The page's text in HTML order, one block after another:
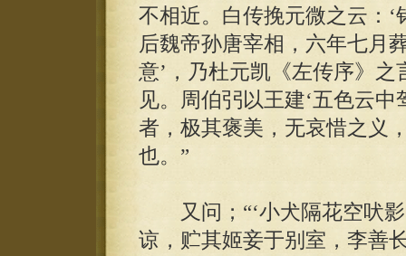
不相近。白传挽元微之云：
后魏帝孙唐宰相，六年七月
意’，乃杜元凯《左传序》
见。周伯弜以王建‘五色云
者，极其褒美，无哀惜之义
也。”
又问；“‘小犬隔花空吠影
谅，贮其姬妾于别室，李善